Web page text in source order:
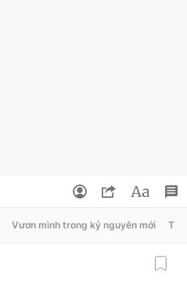
Vươn mình trong kỷ nguyên mới